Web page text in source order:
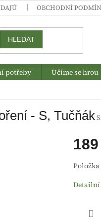
OBCHODNÍ
HLEDAT
potřeby Učíme se hrou
- S, Tučňák
Měrná
cena: